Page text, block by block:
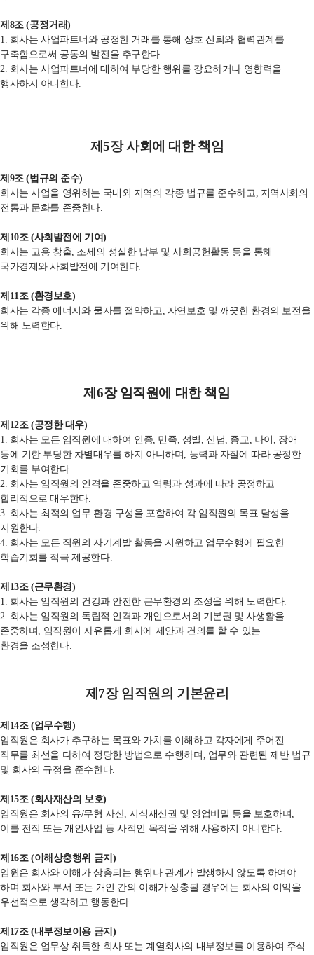
제 8조(공정거래)
1. 회사는 사업파트너와 공정한 거래를 통해 상호 신뢰와 협력관계를
구축함으로써 공동의 발전을 추구한다
2. 회사는 사업파트너에 대하여 부당한 행위를 강요하거나 영향력을
행사하지 아니한다.
제5장 사회에 대한 책임
제 9조(법규의 준수)
회사는 사업을 영위하는 국내외 지역의 각종 법규를 준수하고
지역사회의
전통과 문화를 존중한다.
제 10조(사회발전에 기여)
회사는 고용 창출 조세의 성실한 납부 및 사회공헌활동 등을 통해
국가경제와 사회발전에 기여한다.
제 11 조(환경보호)
회사는 각종 에너지와 물자를 절약하고
자연보호 및 깨끗한 환경의 보전을
위해 노력한다
제6장 임직원에 대한 책임
제 12조(공정한 대우)
1. 회사는 모든 임직원에 대하여 인종 민족 성별 신념 종교 나이
장애
등에 기한 부당한 차별대우를 하지 아니하며, 능력과 자질에 따라 공정한
기회를 부여한다.
2. 회사는 임직원의 인격을 존중하고 역령과 성과에 따라 공정하고
합리적으로 대우한다.
3. 회사는 최적의 업무 환경 구성을 포함하여 각 임직원의 목표 달성을
지원한다.
4. 회사는 모든 직원의 자기계발 활동을 지원하고 업무수행에 필요한
학습기회를 적극 제공한다.
제 13조 (근무환경)
1. 회사는 임직원의 건강과 안전한 근무환경의 조성을 위해 노력한다.
2. 회사는 임직원의 독립적 인격과 개인으로서의 기본권 및 사생활을
존중하며
임직원이 자유롭게 회사에 제안과 건의를 할 수 있는
환경을 조성한다.
제 7장 임직원의 기본윤리
제 14조 (업무수행)
임직원은 회사가 추구하는 목표와 가치를 이해하고 각자에게 주어진
직무를 최선을 다하여 정당한 방법으로 수행하며
업무와 관련된 제반 법규
및 회사의 규정을 준수한다.
제 15조 (회사재산의 보호)
임직원은 회사의 유/무형 자산, 지식재산권 및 영업비밀 등을 보호하며
이를 전직 또는 개인사업 등 사적인 목적을 위해 사용하지 아니한다.
제 16조(이해상충행위 금지 )
임원은 회사와 이해가 상충되는 행위나 관계가 발생하지 않도록 하여야
하며 회사와 부서 또는 개인 간의 이해가 상충될 경우에는 회사의 이익을
우선적으로 생각하고 행동한다.
제 17조 (내부정보이용 금지 )
임직원은 업무상 취득한 회사 또는 계열회사의 내부정보를 이용하여 주식